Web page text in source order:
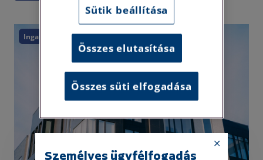
Ingatlan
Személyes ügyfélfogadás
Sütik beállítása
Összes elutasítása
Összes süti elfogadása